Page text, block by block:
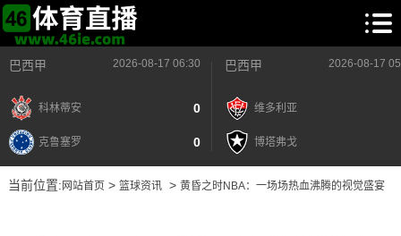
巴西甲 2026-08-17 06:30
科林蒂安 0
克鲁塞罗 0
巴西甲 2026-08-17
维多利亚
博塔弗戈
当前位置: 网站首页> 篮球资讯> 黄昏之时NBA：一场场热血沸腾的视觉盛宴